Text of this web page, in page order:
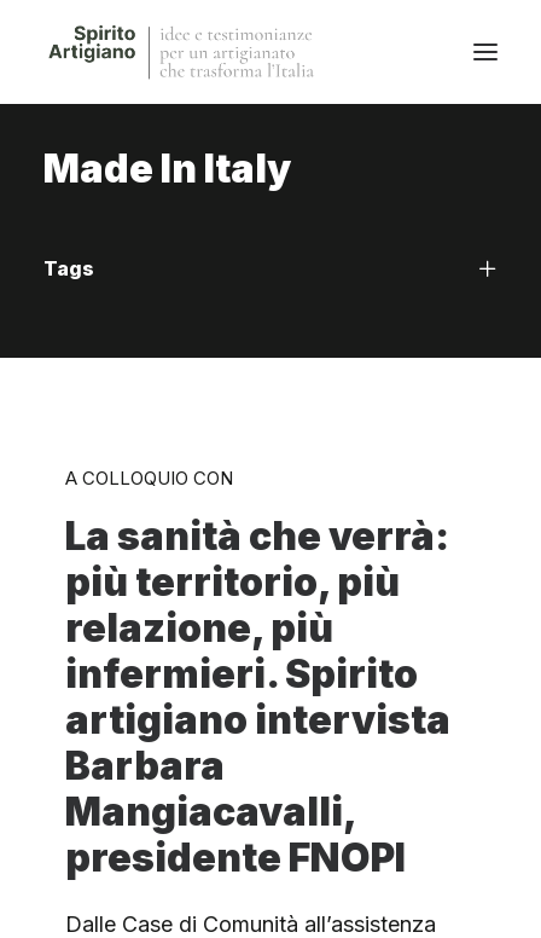
Questo sito
Made In Italy
Tags
A COLLOQUIO CON
La sanità che verrà:
più territorio, più
relazione, più
infermieri. Spirito
artigiano intervista
Barbara
Mangiacavalli,
presidente FNOPI
Dalle Case di Comunità all’assistenza